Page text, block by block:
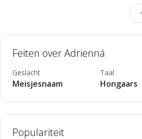
Feiten over Adrienná
Geslacht
Meisjesnaam
Taal
Hongaars
Populariteit